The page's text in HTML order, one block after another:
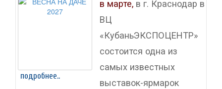
подробнее..
в марте, в г. Краснодар в
ВЦ
«КубаньЭКСПОЦЕНТР»
состоится одна из
самых известных
выставок-ярмарок